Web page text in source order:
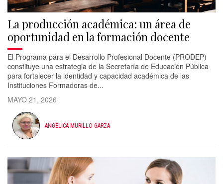
La producción académica: un área de
oportunidad en la formación docente
El Programa para el Desarrollo Profesional Docente (PRODEP)
constituye una estrategia de la Secretaría de Educación Pública
para fortalecer la identidad y capacidad académica de las
Instituciones Formadoras de...
MAYO 21, 2026
ANGÉLICA MURILLO GARZA